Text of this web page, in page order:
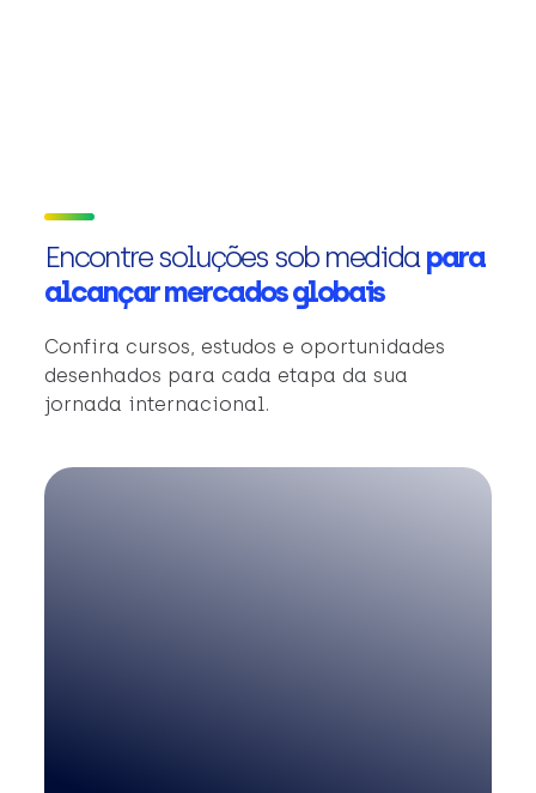
Encontre soluções sob medidapara
alcançar mercados globais
Confira cursos, estudos e oportunidades
desenhados para cada etapa da sua
jornada internacional.